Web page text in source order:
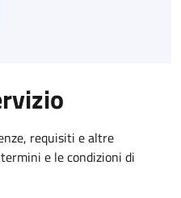
requisiti e altre
e le condizioni di